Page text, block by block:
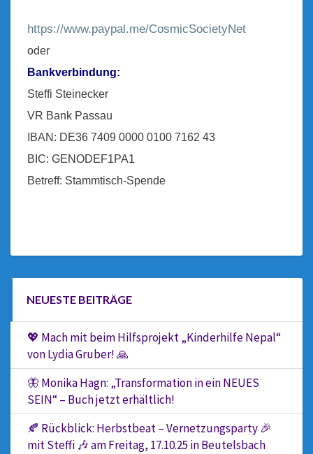
https://www.paypal.me/CosmicSocietyNet
oder
Bankverbindung:
Steffi Steinecker
VR Bank Passau
IBAN: DE36 7409 0000 0100 7162 43
BIC: GENODEF1PA1
Betreff: Stammtisch-Spende
NEUESTE BEITRÄGE
💖 Mach mit beim Hilfsprojekt „Kinderhilfe Nepal“
von Lydia Gruber! 🙏
🦋 Monika Hagn: „Transformation in ein NEUES
SEIN“ – Buch jetzt erhältlich!
🍂 Rückblick: Herbstbeat – Vernetzungsparty 🎉
mit Steffi 🎶 am Freitag, 17.10.25 in Beutelsbach